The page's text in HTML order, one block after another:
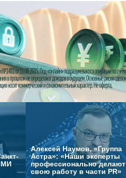
Алексей Наумов, «Группа
Астра»: «Наши эксперты
профессионально делают
свою работу в части PR»